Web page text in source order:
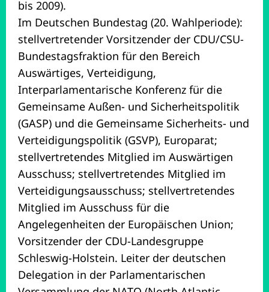
bis 2009).
Im Deutschen Bundestag (20. Wahlperiode):
stellvertretender Vorsitzender der CDU/CSU-
Bundestagsfraktion für den Bereich
Auswärtiges, Verteidigung,
Interparlamentarische Konferenz für die
Gemeinsame Außen- und Sicherheitspolitik
(GASP) und die Gemeinsame Sicherheits- und
Verteidigungspolitik (GSVP), Europarat;
stellvertretendes Mitglied im Auswärtigen
Ausschuss; stellvertretendes Mitglied im
Verteidigungsausschuss; stellvertretendes
Mitglied im Ausschuss für die
Angelegenheiten der Europäischen Union;
Vorsitzender der CDU-Landesgruppe
Schleswig-Holstein. Leiter der deutschen
Delegation in der Parlamentarischen